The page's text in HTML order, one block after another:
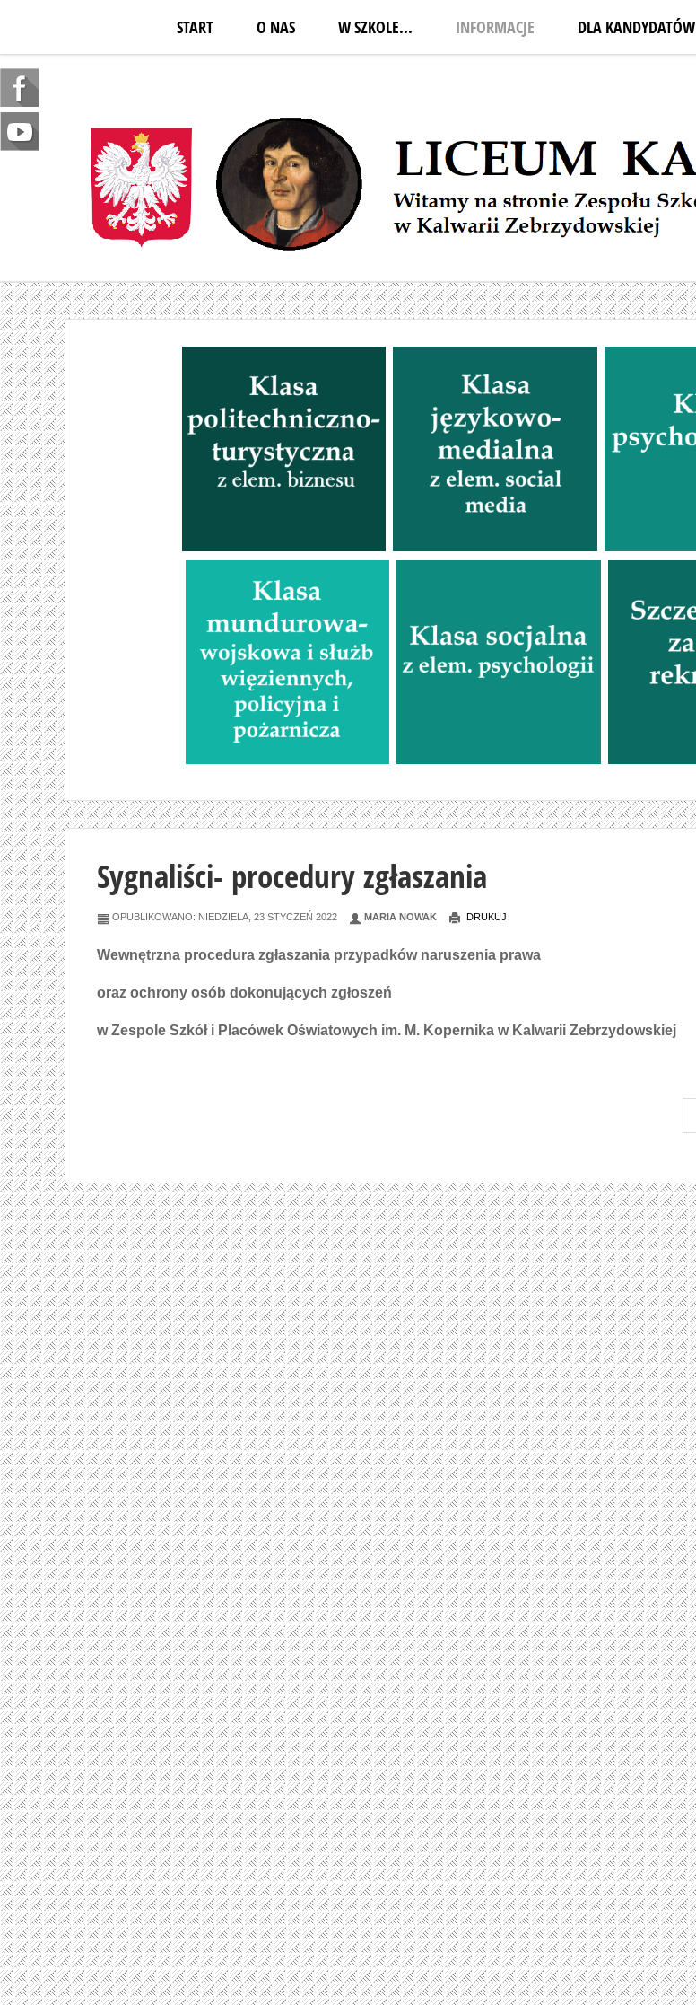
START O NAS W SZKOLE... INFORMACJE DLA KANDYDATÓW
Sygnaliści- procedury zgłaszania
OPUBLIKOWANO: NIEDZIELA, 23 STYCZEŃ 2022 MARIA NOWAK DRUKUJ
Wewnętrzna procedura zgłaszania przypadków naruszenia prawa
oraz ochrony osób dokonujących zgłoszeń
w Zespole Szkół i Placówek Oświatowych im. M. Kopernika w Kalwarii Zebrzydowskiej